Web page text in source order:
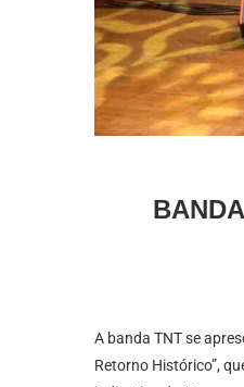
A banda TNT se
Retorno Histórico”,